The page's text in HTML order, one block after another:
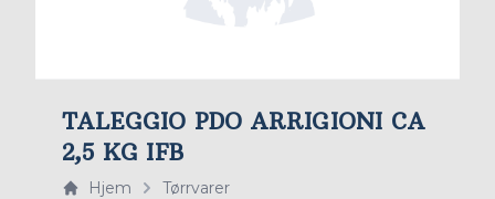
TALEGGIO PDO ARRIGIONI CA
2,5 KG IFB
Hjem
Tørrvarer